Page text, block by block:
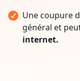
Une coupure
général et
internet.